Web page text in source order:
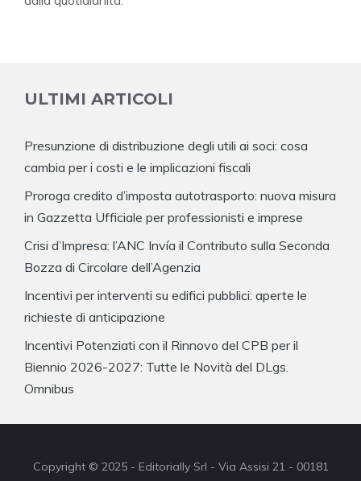
ULTIMI ARTICOLI
Presunzione di distribuzione degli utili ai soci: cosa
cambia per i costi e le implicazioni fiscali
Proroga credito d’imposta autotrasporto: nuova misura
in Gazzetta Ufficiale per professionisti e imprese
Crisi d’Impresa: l’ANC Invía il Contributo sulla Seconda
Bozza di Circolare dell’Agenzia
Incentivi per interventi su edifici pubblici: aperte le
richieste di anticipazione
Incentivi Potenziati con il Rinnovo del CPB per il
Biennio 2026-2027: Tutte le Novità del DLgs.
Omnibus
Copyright © 2025 - Editorially Srl - Via Assisi 21 - 00181